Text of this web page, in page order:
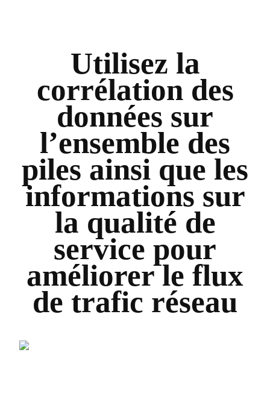
Utilisez la
corrélation des
données sur
l’ensemble des
piles ainsi que les
informations sur
la qualité de
service pour
améliorer le flux
de trafic réseau